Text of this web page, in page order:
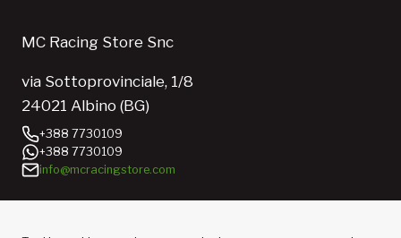
MC Racing Store Snc
via Sottoprovinciale, 1/8
24021 Albino (BG)
+388 7730109
+388 7730109
info@mcracingstore.com